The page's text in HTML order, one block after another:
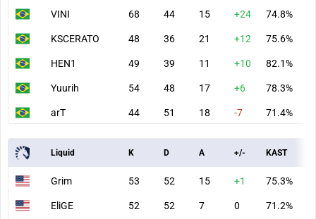
VINI 68 44 15 +24 74.8%
KSCERATO 48 36 21 +12 75.6%
HEN1 49 39 11 +10 82.1%
Yuurih 54 48 17 +6 78.3%
arT 44 51 18 -7 71.4%
Liquid K D A +/- KAST
Grim 53 52 15 +1 75.3%
EliGE 52 52 7 0 71.2%